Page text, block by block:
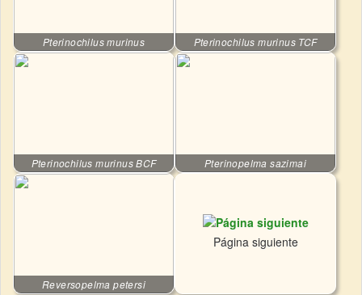
Pterinochilus murinus Pterinochilus murinus TCF
Pterinochilus murinus BCF Pterinopelma sazimai
Reversopelma petersi
Página siguiente